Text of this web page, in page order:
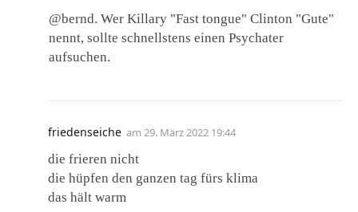
@bernd. Wer Killary "Fast tongue" Clinton "Gute"
nennt, sollte schnellstens einen Psychater
aufsuchen.
friedenseiche am 29. März 2022 19:44
die frieren nicht
die hüpfen den ganzen tag fürs klima
das hält warm